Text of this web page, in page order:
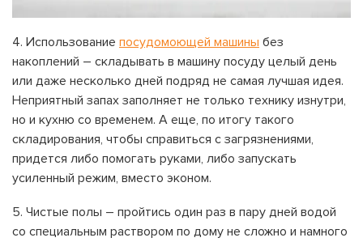
Использование посудомоющей машины без
накоплений – складывать в машину посуду целый день
или даже несколько дней подряд не самая лучшая идея.
Неприятный запах заполняет не только технику изнутри,
но и кухню со временем. А еще, по итогу такого
складирования, чтобы справиться с загрязнениями,
придется либо помогать руками, либо запускать
усиленный режим, вместо эконом.
Чистые полы – пройтись один раз в пару дней водой
со специальным раствором по дому не сложно и намного